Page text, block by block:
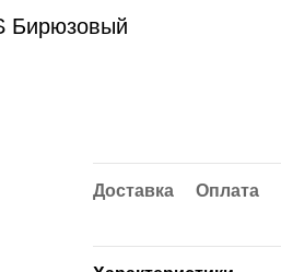
Бирюзовый
Доставка Оплата